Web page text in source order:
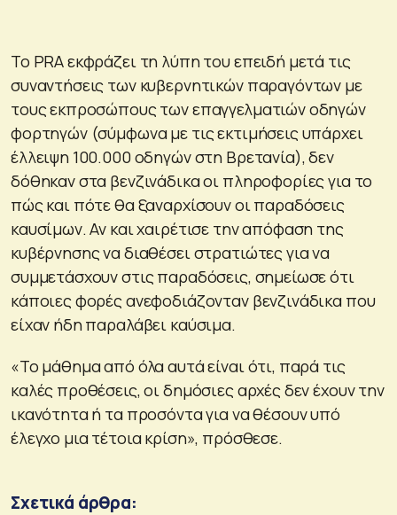
Το PRA εκφράζει τη λύπη του επειδή μετά τις
συναντήσεις των κυβερνητικών παραγόντων με
τους εκπροσώπους των επαγγελματιών οδηγών
φορτηγών (σύμφωνα με τις εκτιμήσεις υπάρχει
έλλειψη 100.000 οδηγών στη Βρετανία), δεν
δόθηκαν στα βενζινάδικα οι πληροφορίες για το
πώς και πότε θα ξαναρχίσουν οι παραδόσεις
καυσίμων. Αν και χαιρέτισε την απόφαση της
κυβέρνησης να διαθέσει στρατιώτες για να
συμμετάσχουν στις παραδόσεις, σημείωσε ότι
κάποιες φορές ανεφοδιάζονταν βενζινάδικα που
είχαν ήδη παραλάβει καύσιμα.
«Το μάθημα από όλα αυτά είναι ότι, παρά τις
καλές προθέσεις, οι δημόσιες αρχές δεν έχουν την
ικανότητα ή τα προσόντα για να θέσουν υπό
έλεγχο μια τέτοια κρίση», πρόσθεσε.
Σχετικά άρθρα: